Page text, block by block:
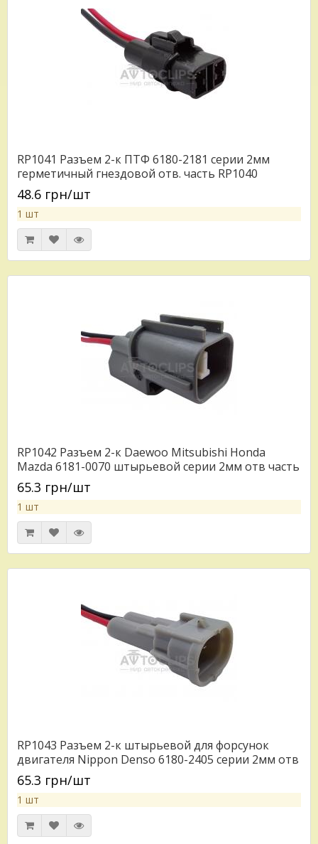
RP1041 Разъем 2-к ПТФ 6180-2181 серии 2мм
герметичный гнездовой отв. часть RP1040
48.6 грн/шт
1 шт
RP1042 Разъем 2-к Daewoo Mitsubishi Honda
Mazda 6181-0070 штырьевой серии 2мм отв часть
RP339
65.3 грн/шт
1 шт
RP1043 Разъем 2-к штырьевой для форсунок
двигателя Nippon Denso 6180-2405 серии 2мм отв
часть RP335
65.3 грн/шт
1 шт